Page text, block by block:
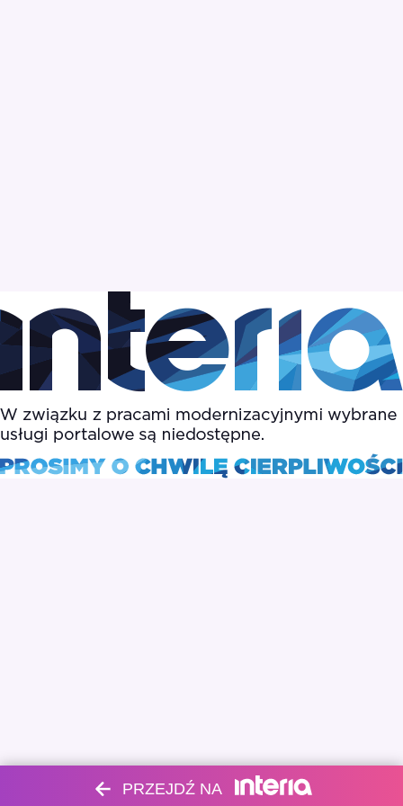
PRZEJDŹ NA